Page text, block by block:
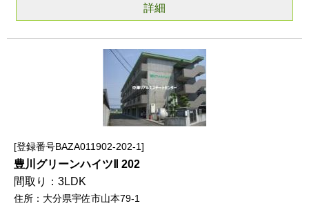
詳細
登録番号BAZA011902-202-1
豊川グリーンハイツⅡ 202
3LDK
大分県宇佐市山本79-1